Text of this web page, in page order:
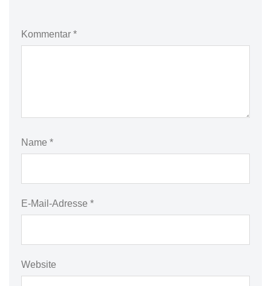
Kommentar *
Name *
E-Mail-Adresse *
Website